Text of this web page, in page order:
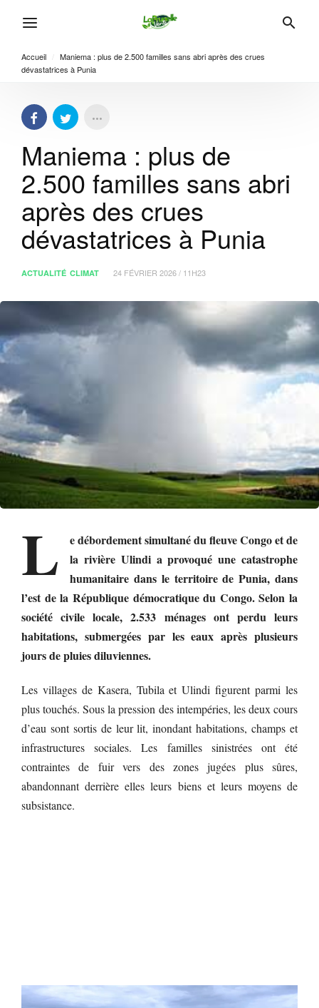
Accueil
Maniema : plus de 2.500 familles sans abri après des crues
dévastatrices à Punia
Maniema : plus de
2.500 familles sans abri
après des crues
dévastatrices à Punia
ACTUALITÉ CLIMAT 24 FÉVRIER 2026 / 11H23
L
e débordement simultané du fleuve Congo et de
la rivière Ulindi a provoqué une catastrophe
humanitaire dans le territoire de Punia, dans
l’est de la République démocratique du Congo. Selon la
société civile locale, 2.533 ménages ont perdu leurs
habitations, submergées par les eaux après plusieurs
jours de pluies diluviennes.
Les villages de Kasera, Tubila et Ulindi figurent parmi les
plus touchés. Sous la pression des intempéries, les deux cours
d’eau sont sortis de leur lit, inondant habitations, champs et
infrastructures sociales. Les familles sinistrées ont été
contraintes de fuir vers des zones jugées plus sûres,
abandonnant derrière elles leurs biens et leurs moyens de
subsistance.